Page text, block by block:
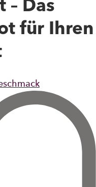
– Das
für Ihren